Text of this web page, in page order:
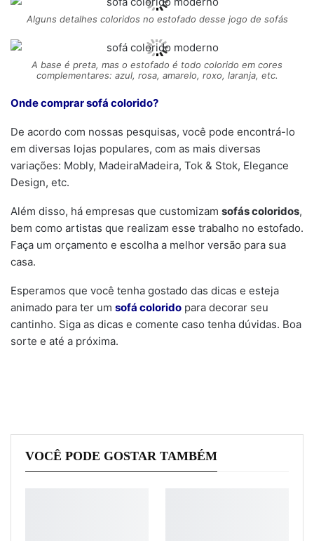
Alguns detalhes coloridos no estofado desse jogo de sofás
A base é preta, mas o estofado é todo colorido em cores
complementares: azul, rosa, amarelo, roxo, laranja, etc.
Onde comprar sofá colorido?
De acordo com nossas pesquisas, você pode encontrá-lo
em diversas lojas populares, com as mais diversas
variações: Mobly, MadeiraMadeira, Tok & Stok, Elegance
Design, etc.
Além disso, há empresas que customizam sofás coloridos,
bem como artistas que realizam esse trabalho no estofado.
Faça um orçamento e escolha a melhor versão para sua
casa.
Esperamos que você tenha gostado das dicas e esteja
animado para ter um sofá colorido para decorar seu
cantinho. Siga as dicas e comente caso tenha dúvidas. Boa
sorte e até a próxima.
VOCÊ PODE GOSTAR TAMBÉM